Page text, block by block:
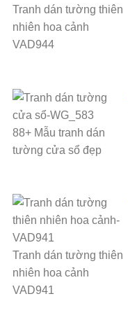
Tranh dán tường thiên
nhiên hoa cảnh
VAD944
88+ Mẫu tranh dán
tường cửa sổ đẹp
Tranh dán tường thiên
nhiên hoa cảnh
VAD941